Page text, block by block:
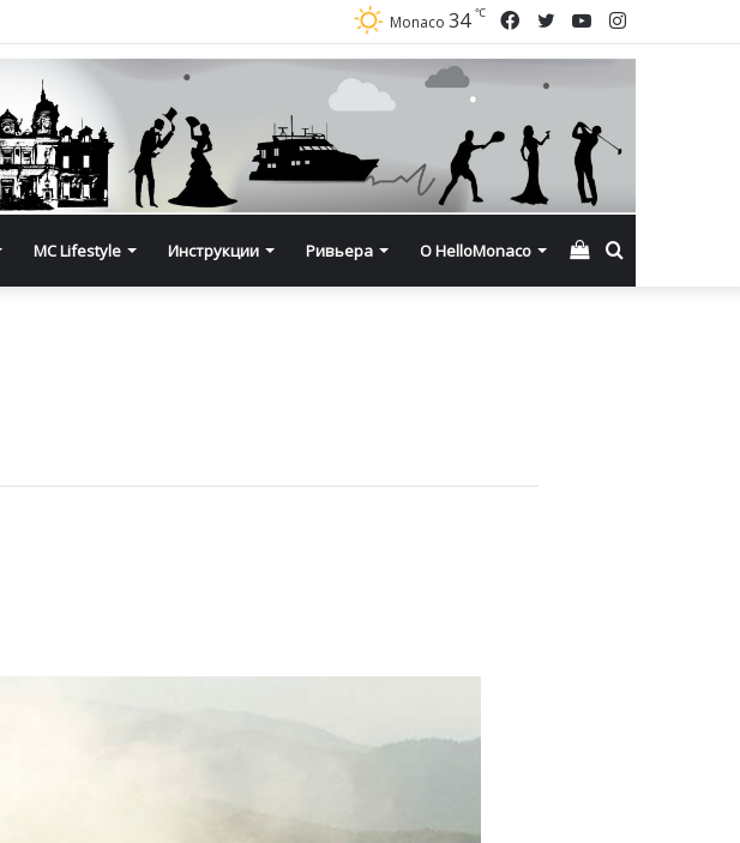
Instagram
YouTube
Twitter
Facebook
Monaco 34 ℃
MC Lifestyle Инструкции Ривьера О HelloMonaco Смотреть